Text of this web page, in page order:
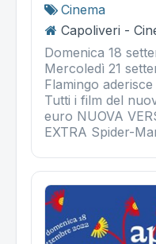
Cinema
Capoliveri -
Domenica 18
Mercoledì 21
Flamingo
Tutti i film del
euro NUOVA
EXTRA Spider-